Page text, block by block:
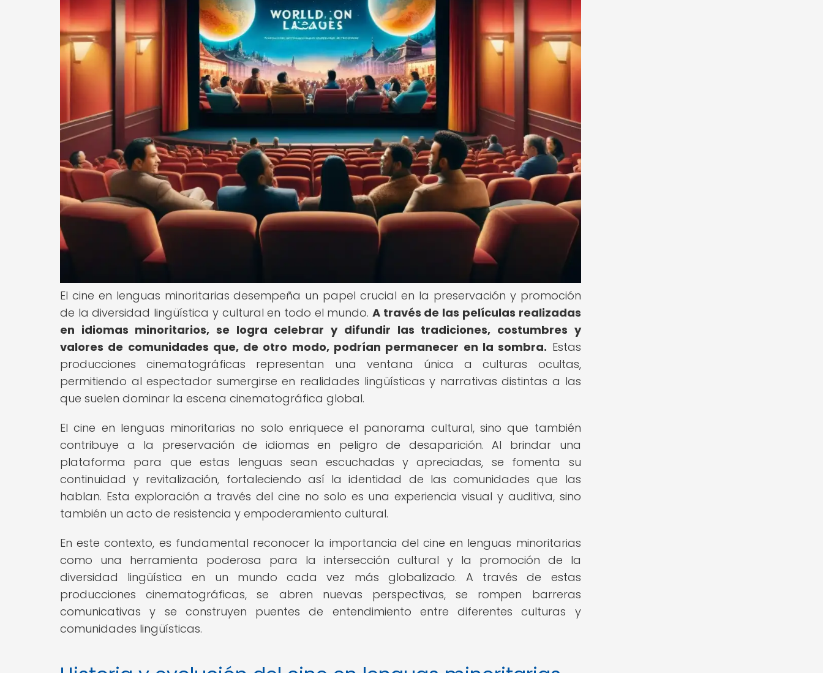
El cine en lenguas minoritarias desempeña un papel crucial en la preservación y promoción
de la diversidad lingüística y cultural en todo el mundo.A través de las películas realizadas
en idiomas minoritarios, se logra celebrar y difundir las tradiciones, costumbres y
valores de comunidades que, de otro modo, podrían permanecer en la sombra. Estas
producciones cinematográficas representan una ventana única a culturas ocultas,
permitiendo al espectador sumergirse en realidades lingüísticas y narrativas distintas a las
que suelen dominar la escena cinematográfica global.
El cine en lenguas minoritarias no solo enriquece el panorama cultural, sino que también
contribuye a la preservación de idiomas en peligro de desaparición. Al brindar una
plataforma para que estas lenguas sean escuchadas y apreciadas, se fomenta su
continuidad y revitalización, fortaleciendo así la identidad de las comunidades que las
hablan. Esta exploración a través del cine no solo es una experiencia visual y auditiva, sino
también un acto de resistencia y empoderamiento cultural.
En este contexto, es fundamental reconocer la importancia del cine en lenguas minoritarias
como una herramienta poderosa para la intersección cultural y la promoción de la
diversidad lingüística en un mundo cada vez más globalizado. A través de estas
producciones cinematográficas, se abren nuevas perspectivas, se rompen barreras
comunicativas y se construyen puentes de entendimiento entre diferentes culturas y
comunidades lingüísticas.